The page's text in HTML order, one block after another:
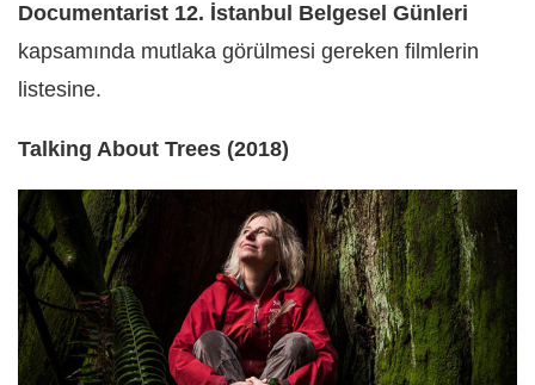
Documentarist 12. İstanbul Belgesel Günleri
kapsamında mutlaka görülmesi gereken filmlerin
listesine.
Talking About Trees (2018)